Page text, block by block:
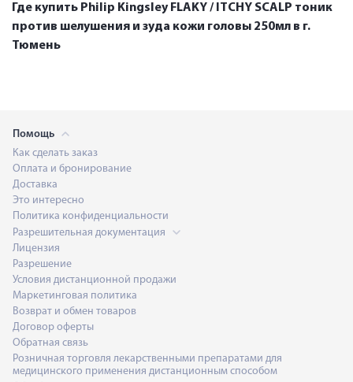
Где купить Philip Kingsley FLAKY / ITCHY SCALP тоник
против шелушения и зуда кожи головы 250мл в г.
Тюмень
Помощь
Как сделать заказ
Оплата и бронирование
Доставка
Это интересно
Политика конфиденциальности
Разрешительная документация
Лицензия
Разрешение
Условия дистанционной продажи
Маркетинговая политика
Возврат и обмен товаров
Договор оферты
Обратная связь
Розничная торговля лекарственными препаратами для
медицинского применения дистанционным способом